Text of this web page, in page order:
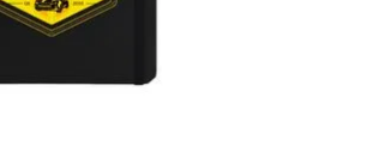
COMPRAR